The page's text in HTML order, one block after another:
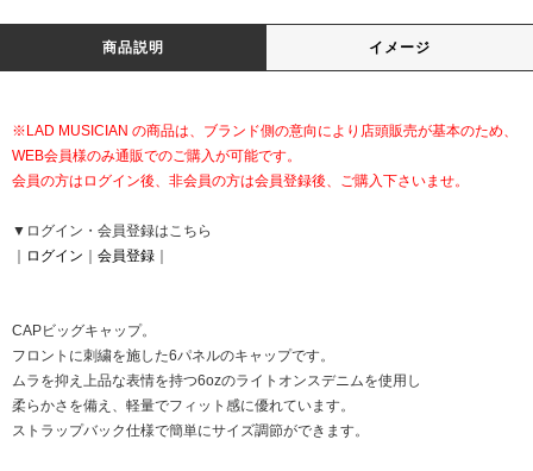
商品説明 イメージ
※LAD MUSICIAN の商品は、ブランド側の意向により店頭販売が基本のため、
WEB会員様のみ通販でのご購入が可能です。
会員の方はログイン後、非会員の方は会員登録後、ご購入下さいませ。
▼ログイン・会員登録はこちら
ログイン 会員登録
CAPビッグキャップ。
フロントに刺繍を施した6パネルのキャップです。
ムラを抑え上品な表情を持つ6ozのライトオンスデニムを使用し
柔らかさを備え、軽量でフィット感に優れています。
ストラップバック仕様で簡単にサイズ調節ができます。